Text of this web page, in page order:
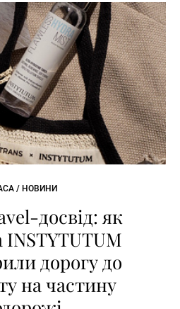
/ НОВИНИ
досвід: як
INSTYTUTUM
дорогу до
на частину